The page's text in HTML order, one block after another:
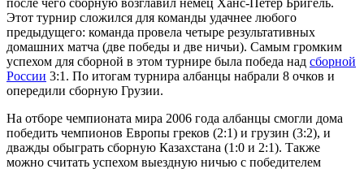
после чего сборную возглавил немец Ханс-Петер Бригель.
Этот турнир сложился для команды удачнее любого
предыдущего: команда провела четыре результативных
домашних матча (две победы и две ничьи). Самым громким
успехом для сборной в этом турнире была победа над сборной
России 3:1. По итогам турнира албанцы набрали 8 очков и
опередили сборную Грузии.
На отборе чемпионата мира 2006 года албанцы смогли дома
победить чемпионов Европы греков (2:1) и грузин (3:2), и
дважды обыграть сборную Казахстана (1:0 и 2:1). Также
можно считать успехом выездную ничью с победителем